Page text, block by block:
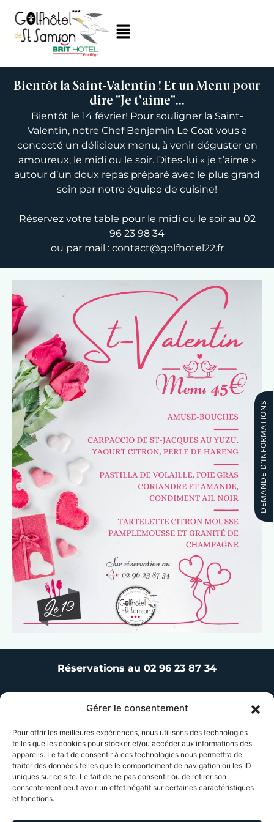
Gérer le consentement
Pour offrir les meilleures expériences, nous utilisons des technologies
telles que les cookies pour stocker et/ou accéder aux informations des
appareils. Le fait de consentir à ces technologies nous permettra de
traiter des données telles que le comportement de navigation ou les ID
uniques sur ce site. Le fait de ne pas consentir ou de retirer son
consentement peut avoir un effet négatif sur certaines caractéristiques
et fonctions.
Bientôt la Saint-Valentin ! Et un Menu pour
dire "Je t'aime"...
Bientôt le 14 février! Pour souligner la Saint-
Valentin, notre Chef Benjamin Le Coat vous a
concocté un délicieux menu, à venir déguster en
amoureux, le midi ou le soir. Dites-lui « je t’aime »
autour d’un doux repas préparé avec le plus grand
soin par notre équipe de cuisine!
Réservez votre table pour le midi ou le soir au 02
96 23 98 34
ou par mail : contact@golfhotel22.fr
Réservations au 02 96 23 87 34
Menu
Accueil
Réalisations
Avis
DEMANDE D'INFORMATIONS